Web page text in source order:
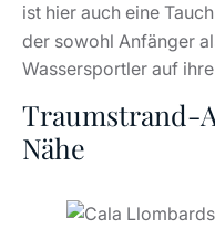
ist hier auch eine
der sowohl Anfänger
Wassersportler auf
Traumstrand-
Nähe